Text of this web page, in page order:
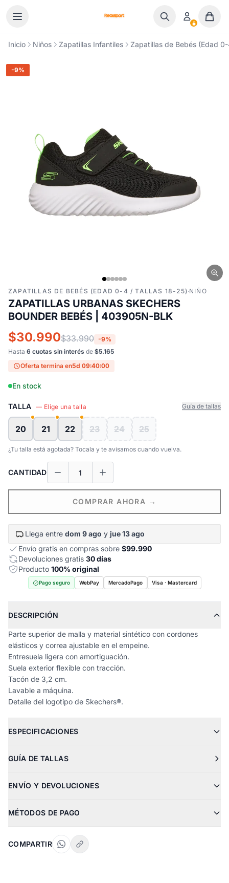
Inicio Niños Zapatillas Infantiles Zapatillas de Bebés (Edad
-9%
ZAPATILLAS DE BEBÉS (EDAD 0-4 / TALLAS 18-25)·NIÑO
ZAPATILLAS URBANAS SKECHERS
BOUNDER BEBÉS | 403905N-BLK
$30.990$33.990 -9%
Hasta 6 cuotas sin interés de $5.165
Oferta termina en5d 09:39:59
En stock
TALLA — Elige una talla Guía de tallas
20 21 22 23 24 25
¿Tu talla está agotada? Tocala y te avisamos cuando vuelva.
CANTIDAD
COMPRAR AHORA →
Llega entre dom 9 ago y jue 13 ago
Envío gratis en compras sobre $99.990
Devoluciones gratis 30 días
Producto 100% original
Pago seguro WebPay MercadoPago Visa · Mastercard
DESCRIPCIÓN
Parte superior de malla y material sintético con cordones
elásticos y correa ajustable en el empeine.
Entresuela ligera con amortiguación.
Suela exterior flexible con tracción.
Tacón de 3,2 cm.
Lavable a máquina.
Detalle del logotipo de Skechers®.
ESPECIFICACIONES
GUÍA DE TALLAS
ENVÍO Y DEVOLUCIONES
MÉTODOS DE PAGO
COMPARTIR